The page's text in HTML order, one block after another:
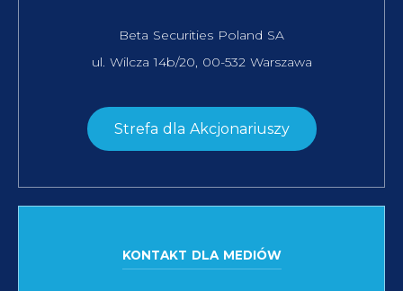
Beta Securities Poland SA
ul. Wilcza 14b/20, 00-532 Warszawa
Strefa dla Akcjonariuszy
KONTAKT DLA MEDIÓW